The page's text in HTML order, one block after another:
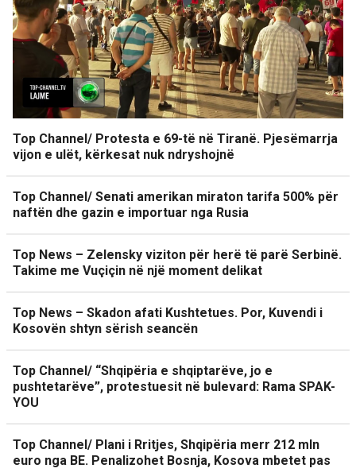
Top Channel/ Protesta e 69-të në Tiranë. Pjesëmarrja
vijon e ulët, kërkesat nuk ndryshojnë
Top Channel/ Senati amerikan miraton tarifa 500% për
naftën dhe gazin e importuar nga Rusia
Top News – Zelensky viziton për herë të parë Serbinë.
Takime me Vuçiçin në një moment delikat
Top News – Skadon afati Kushtetues. Por, Kuvendi i
Kosovën shtyn sërish seancën
Top Channel/ “Shqipëria e shqiptarëve, jo e
pushtetarëve”, protestuesit në bulevard: Rama SPAK-
YOU
Top Channel/ Plani i Rritjes, Shqipëria merr 212 mln
euro nga BE. Penalizohet Bosnja, Kosova mbetet pas